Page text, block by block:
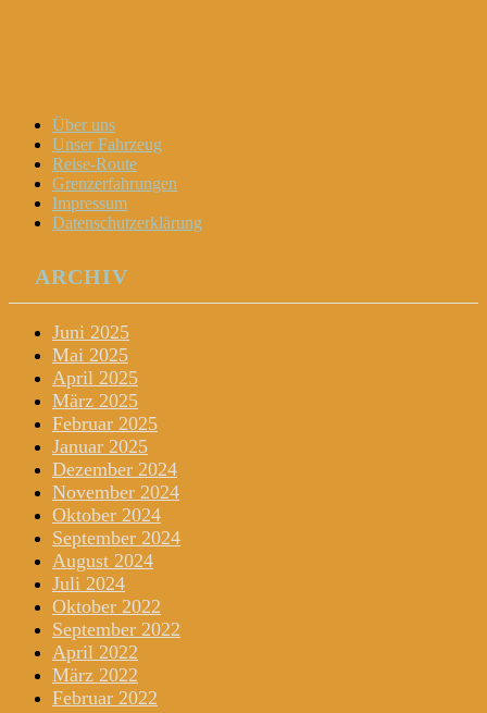
Menu
Widgets
Search
Skip
content
Über uns
Unser Fahrzeug
Reise-Route
Grenzerfahrungen
Impressum
Datenschutzerklärung
ARCHIV
Juni 2025
Mai 2025
April 2025
März 2025
Februar 2025
Januar 2025
Dezember 2024
November 2024
Oktober 2024
September 2024
August 2024
Juli 2024
Oktober 2022
September 2022
April 2022
März 2022
Februar 2022